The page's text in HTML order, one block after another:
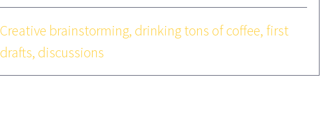
Creative brainstorming, drinking tons of coffee, first
drafts, discussions